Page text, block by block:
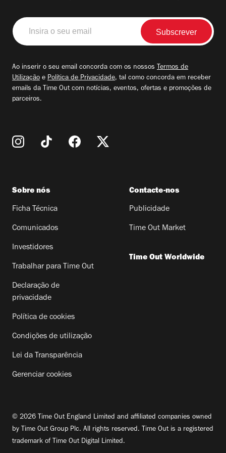
Insira
o
seu
Ao inserir o seu email concorda com os nossos Termos de
Utilização e Política de Privacidade, tal como concorda em receber
emails da Time Out com notícias, eventos, ofertas e promoções de
parceiros.
Sobre nós
Ficha Técnica
Comunicados
Investidores
Trabalhar para Time Out
Declaração de
privacidade
Política de cookies
Condições de utilização
Lei da Transparência
Gerenciar cookies
Contacte-nos
Publicidade
Time Out Market
Time Out Worldwide
© 2026 Time Out England Limited and affiliated companies owned
by Time Out Group Plc. All rights reserved. Time Out is a registered
trademark of Time Out Digital Limited.